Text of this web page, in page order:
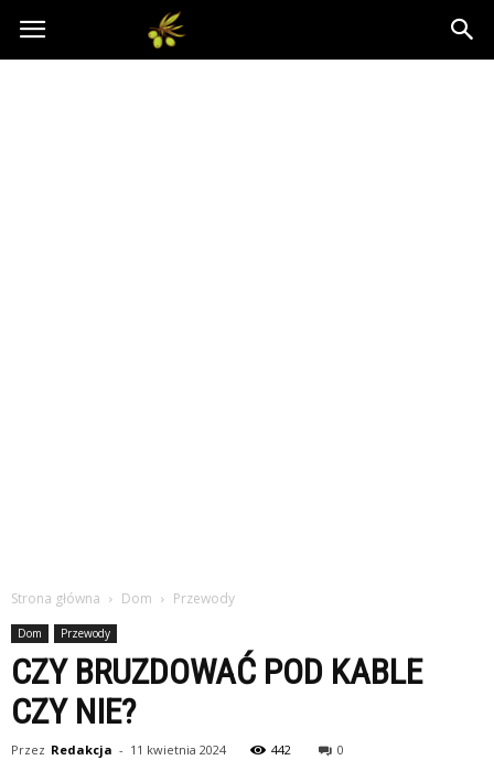
Oliwkowo.pl
Strona główna Dom Przewody
Dom Przewody
CZY BRUZDOWAĆ POD KABLE
CZY NIE?
Przez Redakcja - 11 kwietnia 2024 442 0